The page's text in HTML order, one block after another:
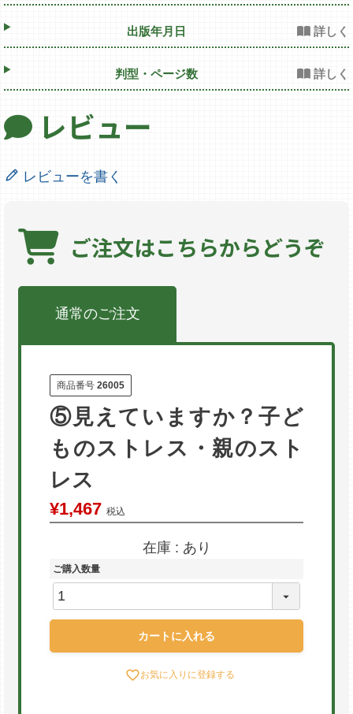
出版年月日
判型・ページ数
レビュー
レビューを書く
ご注文はこちらからどうぞ
通常のご注文
商品番号 26005
⑤見えていますか？子ど
ものストレス・親のスト
レス
¥1,467 税込
在庫 あり
ご購入数量
カートに入れる
お気に入りに登録する